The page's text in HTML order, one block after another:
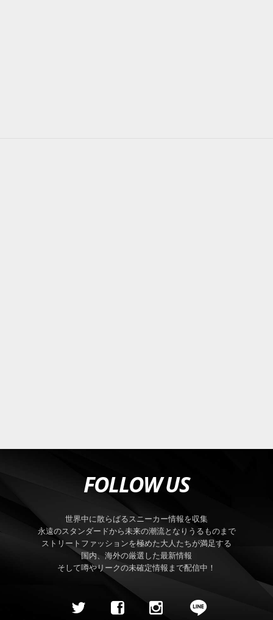
FOLLOW US
世界中に散らばるスニーカー情報を収集
永遠のスタンダードから未来の潮流となりうるものまで
ストリートファッションを極めた大人たちが満足する
国内、海外の厳選した最新情報
そして噂やリークの未確定情報まで配信中！